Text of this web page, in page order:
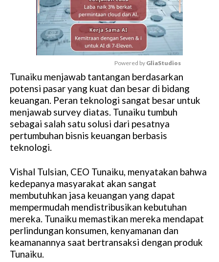
M
t
e
Powered by GliaStudios
Tunaiku menjawab tantangan berdasarkan
potensi pasar yang kuat dan besar di bidang
keuangan. Peran teknologi sangat besar untuk
menjawab survey diatas. Tunaiku tumbuh
sebagai salah satu solusi dari pesatnya
pertumbuhan bisnis keuangan berbasis
teknologi.
Vishal Tulsian, CEO Tunaiku, menyatakan bahwa
kedepanya masyarakat akan sangat
membutuhkan jasa keuangan yang dapat
mempermudah mendistribusikan kebutuhan
mereka. Tunaiku memastikan mereka mendapat
perlindungan konsumen, kenyamanan dan
keamanannya saat bertransaksi dengan produk
Tunaiku.